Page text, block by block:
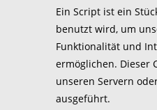
Ein Script ist ein
benutzt wird, um
Funktionalität und
ermöglichen. Dieser
unseren Servern
ausgeführt.